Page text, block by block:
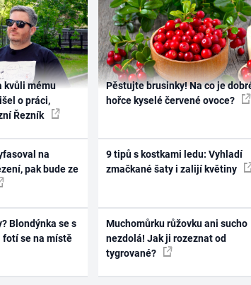
kvůli mému
o práci,
Řezník
na
pak bude ze
Blondýnka se s
fotí se na místě
Pěstujte brusinky! Na co je
hořce kyselé červené ovoce?
9 tipů s kostkami ledu: Vyhladí
zmačkané šaty i zalijí květiny
Muchomůrku růžovku ani sucho
nezdolá! Jak ji rozeznat od
tygrované?